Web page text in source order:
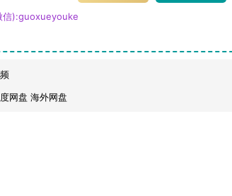
信):guoxueyouke
网盘 海外网盘